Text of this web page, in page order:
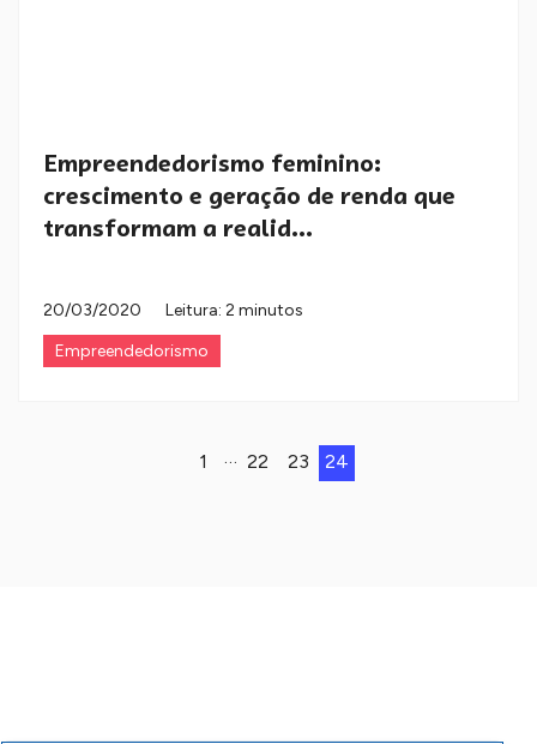
Empreendedorismo feminino:
crescimento e geração de renda que
transformam a realid...
20/03/2020
Leitura: 2 minutos
Empreendedorismo
1 … 22 23 24